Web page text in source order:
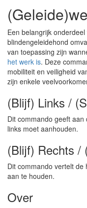
Een belangrijk
blindengeleidehond
van toepassing zijn
het werk is. Deze
mobiliteit en veiligheid
zijn enkele
(Blijf) Links /
Dit commando geeft
links moet aanhouden.
(Blijf) Rechts /
Dit commando vertelt
aan te houden.
Over